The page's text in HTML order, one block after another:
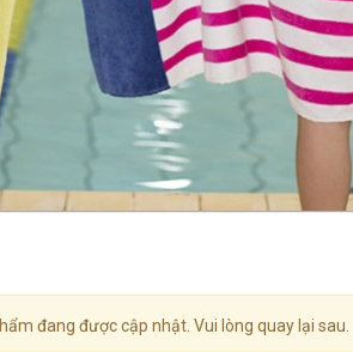
đang được cập nhật. Vui lòng quay lại sau.